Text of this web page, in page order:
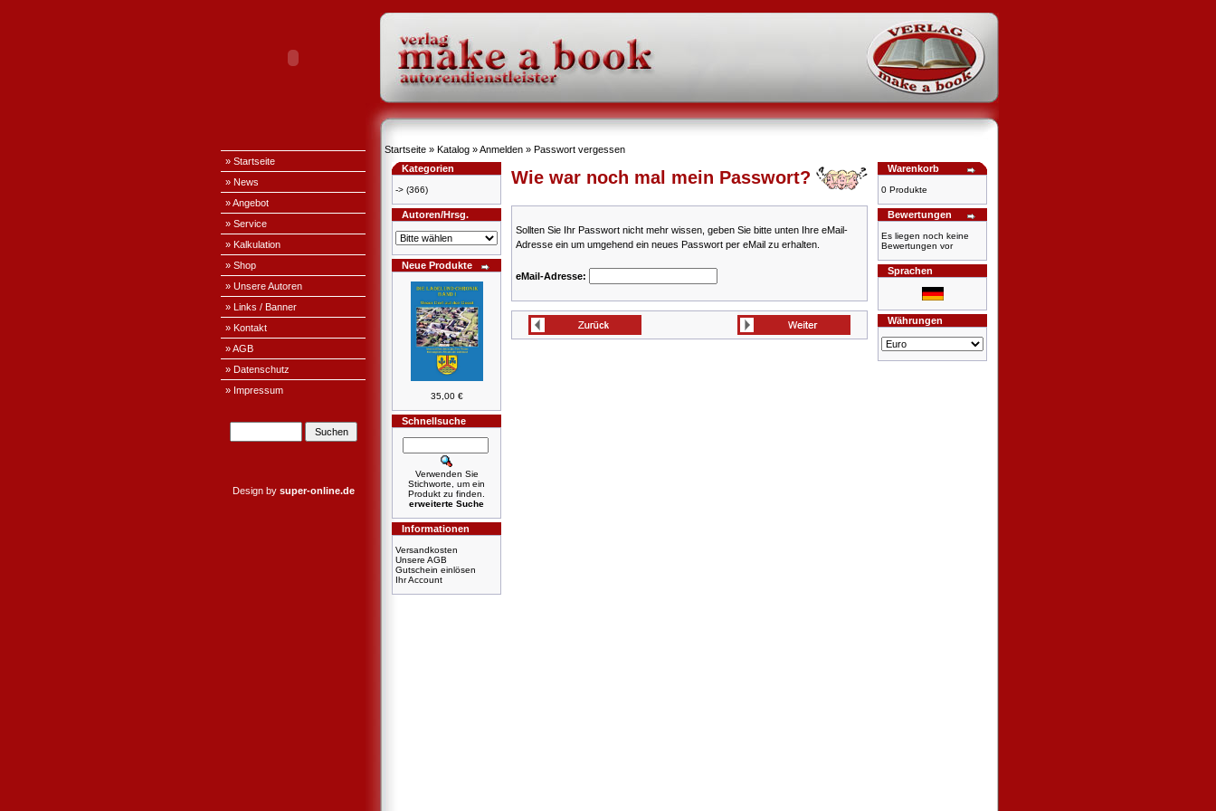
» Startseite
» News
» Angebot
» Service
» Kalkulation
» Shop
» Unsere Autoren
» Links / Banner
» Kontakt
» AGB
» Datenschutz
» Impressum
Design by super-online.de
Startseite » Katalog »Anmelden » Passwort vergessen
Kategorien
-> (366)
Autoren/Hrsg.
Neue Produkte
35,00 €
Schnellsuche
Verwenden Sie
Stichworte, um ein
Produkt zu finden.
erweiterte Suche
Informationen
Versandkosten
Unsere AGB
Gutschein einlösen
Ihr Account
Wie war noch mal mein Passwort?
Sollten Sie Ihr Passwort nicht mehr wissen, geben Sie bitte unten Ihre eMail-
Adresse ein um umgehend ein neues Passwort per eMail zu erhalten.
eMail-Adresse:
Warenkorb
0 Produkte
Bewertungen
Es liegen noch keine
Bewertungen vor
Sprachen
Währungen